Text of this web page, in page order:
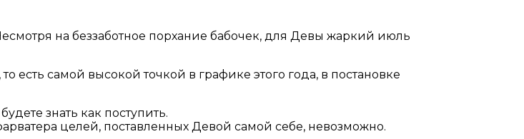
на беззаботное порхание бабочек, для Девы жаркий июль
самой высокой точкой в графике этого года, в постановке
знать как поступить.
целей, поставленных Девой самой себе, невозможно.